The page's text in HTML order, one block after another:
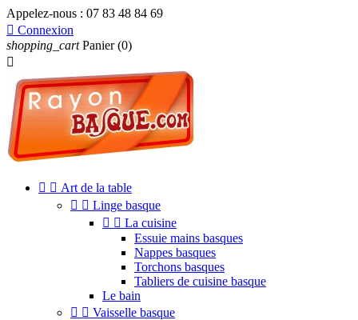
Appelez-nous : 07 83 48 84 69
 Connexion
shopping_cart Panier (0)

  Art de la table
  Linge basque
  La cuisine
Essuie mains basques
Nappes basques
Torchons basques
Tabliers de cuisine basque
Le bain
  Vaisselle basque